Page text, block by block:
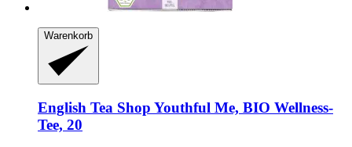
Warenkorb
English Tea Shop Youthful Me, BIO Wellness-​
Tee, 20